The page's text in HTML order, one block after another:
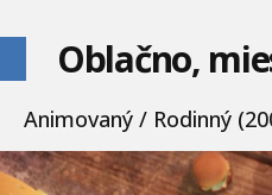
Oblačno,
Animovaný / Rodinný